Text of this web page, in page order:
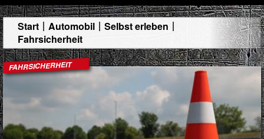
Start Automobil
Selbst erleben
Fahrsicherheit
FAHRSICHERHEIT